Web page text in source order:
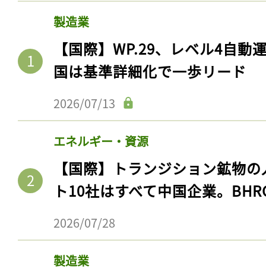
製造業
【国際】WP.29、レベル4自動
国は基準詳細化で一歩リード
2026/07/13
エネルギー・資源
【国際】トランジション鉱物
ト10社はすべて中国企業。
2026/07/28
製造業